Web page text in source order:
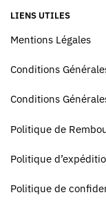
LIENS UTILES
Mentions Légales
Conditions
Conditions
Politique de
Politique
Politique de